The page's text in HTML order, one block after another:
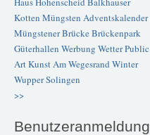
Kotten Müngsten Adventskalender
Müngstener BrückeBrückenpark
Güterhallen Werbung WetterPublic
ArtKunstAm Wegesrand Winter
WupperSolingen
>>
Benutzeranmeldung